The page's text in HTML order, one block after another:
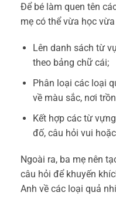
Để bé làm quen tên
mẹ có thể vừa học
Lên danh sách từ
theo bảng chữ cái;
Phân loại các loại
về màu sắc, nơi
Kết hợp các từ
đố, câu hỏi vui
Ngoài ra, ba mẹ nên
câu hỏi để khuyến
Anh về các loại quả